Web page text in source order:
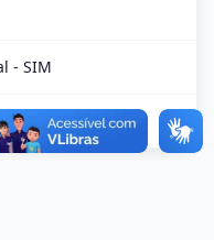
- SIM